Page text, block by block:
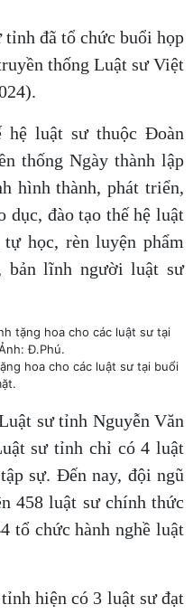
đã tổ chức buổi họp
thống Luật sư Việt
hệ luật sư thuộc Đoàn
thống Ngày thành lập
hình thành, phát triển,
dục, đào tạo thế hệ luật
học, rèn luyện phẩm
bản lĩnh người luật sư
hoa cho các luật sư tại buổi
sư tỉnh Nguyễn Văn
sư tỉnh chỉ có 4 luật
sự. Đến nay, đội ngũ
458 luật sư chính thức
tổ chức hành nghề luật
hiện có 3 luật sư đạt